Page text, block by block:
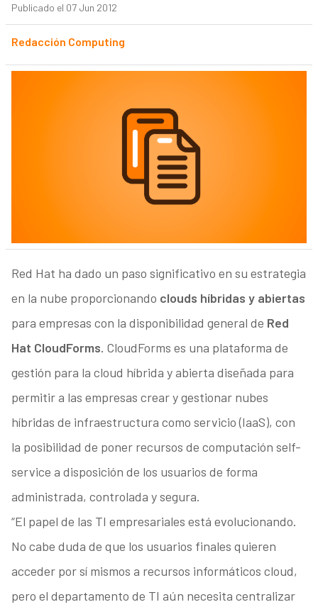
Publicado el 07 Jun 2012
Redacción Computing
Red Hat ha dado un paso significativo en su estrategia
en la nube proporcionando clouds híbridas y abiertas
para empresas con la disponibilidad general de Red
Hat CloudForms. CloudForms es una plataforma de
gestión para la cloud híbrida y abierta diseñada para
permitir a las empresas crear y gestionar nubes
híbridas de infraestructura como servicio (IaaS), con
la posibilidad de poner recursos de computación self-
service a disposición de los usuarios de forma
administrada, controlada y segura.
“El papel de las TI empresariales está evolucionando.
No cabe duda de que los usuarios finales quieren
acceder por sí mismos a recursos informáticos cloud,
pero el departamento de TI aún necesita centralizar